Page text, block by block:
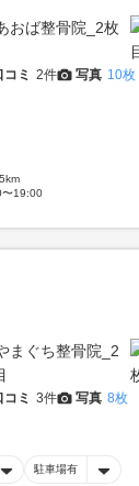
コミ 2件 写真 10枚
19:00
コミ 3件 写真 8枚
駐車場有